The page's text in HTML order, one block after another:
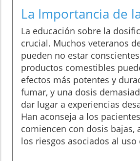
La Importancia de
La educación sobre la
crucial. Muchos veteranos
pueden no estar
productos comestibles
efectos más potentes y
fumar, y una dosis
dar lugar a experiencias
Han aconseja a los
comiencen con dosis bajas,
los riesgos asociados al uso